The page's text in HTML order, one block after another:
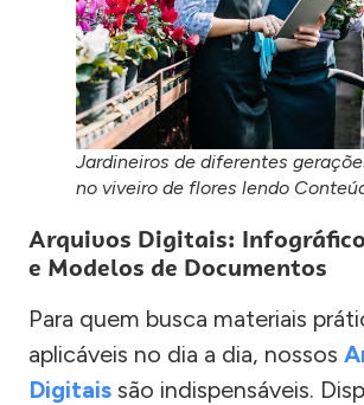
Jardineiros de diferentes
no viveiro de flores lendo
Arquivos Digitais:
e Modelos de Documentos
Para quem busca materiais
aplicáveis no dia a dia, nossos
Digitais são indispensáveis.